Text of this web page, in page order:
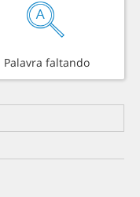
Palavra faltando